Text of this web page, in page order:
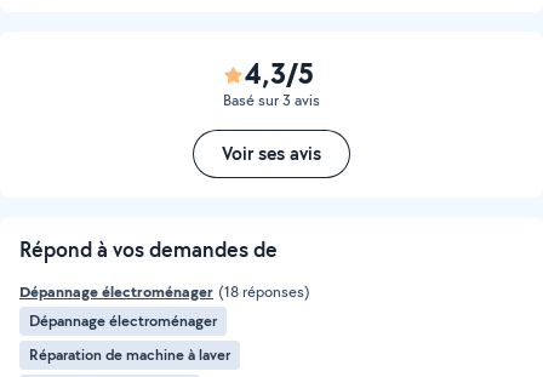
4,3/5
Basé sur 3 avis
Voir ses avis
Répond à vos demandes de
Dépannage électroménager (18 réponses)
Dépannage électroménager
Réparation de machine à laver